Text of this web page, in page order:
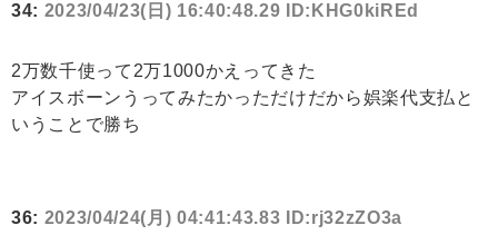
34: 2023/04/23(日) 16:40:48.29 ID:KHG0kiREd
2万数千使って2万1000かえってきた
アイスボーンうってみたかっただけだから娯楽代支払と
いうことで勝ち
36: 2023/04/24(月) 04:41:43.83 ID:rj32zZO3a